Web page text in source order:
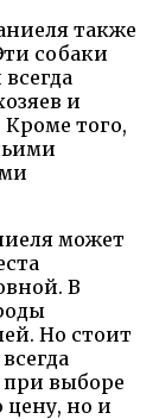
также
собаки
и
того,
может
В
Но стоит
при выборе
цену, но и